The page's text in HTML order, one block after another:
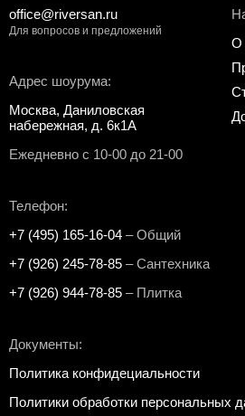
Адрес шоурума:
Москва, Даниловская
набережная, д. 6к1А
Ежедневно с 10-00 до 21-00
Телефон:
+7 (495) 165-16-04 – Общий
+7 (926) 245-78-85 – Сантехника
+7 (926) 944-78-85 – Плитка
Документы:
Политика конфидециальности
Политики обработки персональных
О
office@riversan.ru
Для вопросов и предложений